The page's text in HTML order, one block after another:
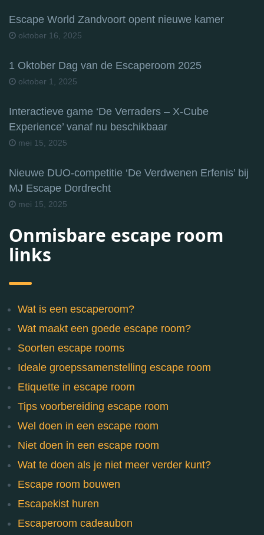
Escape World Zandvoort opent nieuwe kamer
oktober 16, 2025
1 Oktober Dag van de Escaperoom 2025
oktober 1, 2025
Interactieve game ‘De Verraders – X-Cube
Experience’ vanaf nu beschikbaar
mei 15, 2025
Nieuwe DUO-competitie ‘De Verdwenen Erfenis’ bij
MJ Escape Dordrecht
mei 15, 2025
Onmisbare escape room
links
Wat is een escaperoom?
Wat maakt een goede escape room?
Soorten escape rooms
Ideale groepssamenstelling escape room
Etiquette in escape room
Tips voorbereiding escape room
Wel doen in een escape room
Niet doen in een escape room
Wat te doen als je niet meer verder kunt?
Escape room bouwen
Escapekist huren
Escaperoom cadeaubon